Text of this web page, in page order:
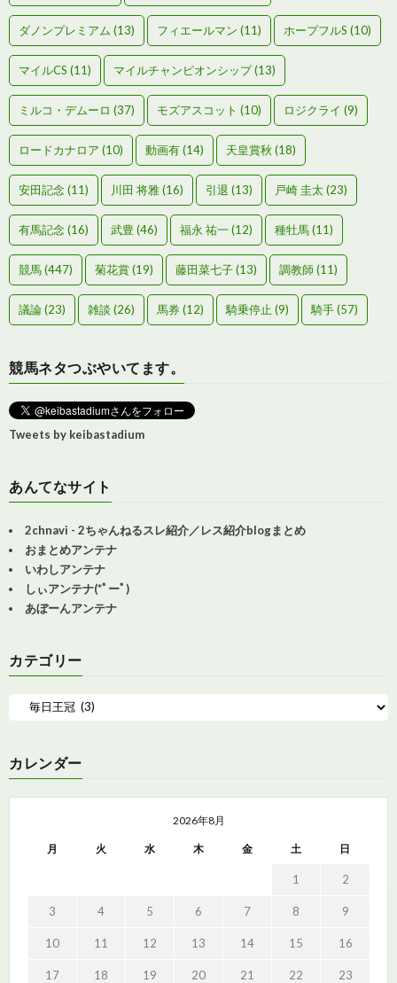
ダノンプレミアム (13) フィエールマン (11) ホープフルS (10)
マイルCS (11) マイルチャンピオンシップ(13)
ミルコ・デムーロ (37) モズアスコット (10) ロジクライ (9)
ロードカナロア (10) 動画有(14) 天皇賞秋 (18)
安田記念(11) 川田 将雅(16) 引退 (13) 戸崎 圭太(23)
有馬記念(16) 武豊 (46) 福永 祐一(12) 種牡馬(11)
競馬(447) 菊花賞(19) 藤田菜七子(13) 調教師(11)
議論(23) 雑談 (26) 馬券(12) 騎乗停止 (9) 騎手(57)
競馬ネタつぶやいてます。
Tweets by keibastadium
あんてなサイト
2chnavi - 2ちゃんねるスレ紹介／レス紹介blogまとめ
おまとめアンテナ
いわしアンテナ
しぃアンテナ(*ﾟーﾟ)
あぼーんアンテナ
カテゴリー
カレンダー
2026年8月
月 火 水 木 金 土 日
1 2
3 4 5 6 7 8 9
10 11 12 13 14 15 16
17 18 19 20 21 22 23